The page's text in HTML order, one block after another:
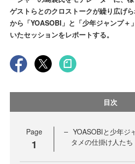
ゲストらとのクロストークが繰り広げ
から「YOASOBI」と「少年ジャンプ＋
いたセッションをレポートする。
目次
Page
1
YOASOBIと少年ジ
タメの仕掛け人たち